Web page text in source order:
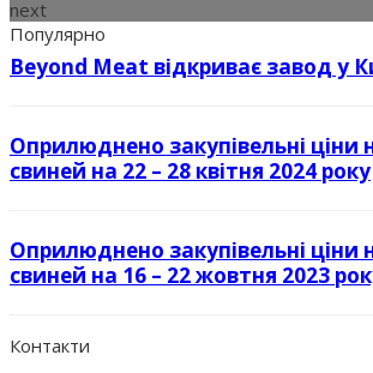
next
Популярно
Beyond Meat відкриває завод у
Оприлюднено закупівельні ціни
свиней на 22 – 28 квітня 2024 року
Оприлюднено закупівельні ціни
свиней на 16 – 22 жовтня 2023
Контакти